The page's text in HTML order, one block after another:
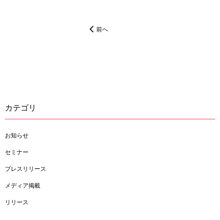
前へ
カテゴリ
お知らせ
セミナー
プレスリリース
メディア掲載
リリース